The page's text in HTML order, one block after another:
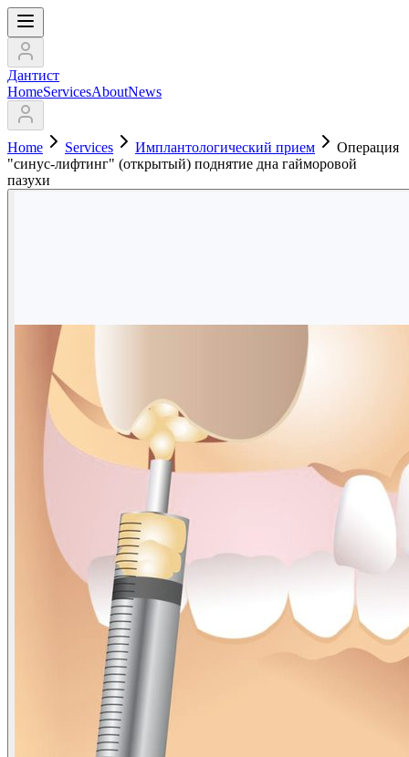
Дантист
HomeServicesAboutNews
Home Services Имплантологический прием
Операция
"синус-лифтинг" (открытый) поднятие дна гайморовой
пазухи